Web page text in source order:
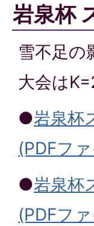
岩泉杯
雪不足の
大会は
●岩泉杯
(PDFフ
●岩泉杯
(PDFフ